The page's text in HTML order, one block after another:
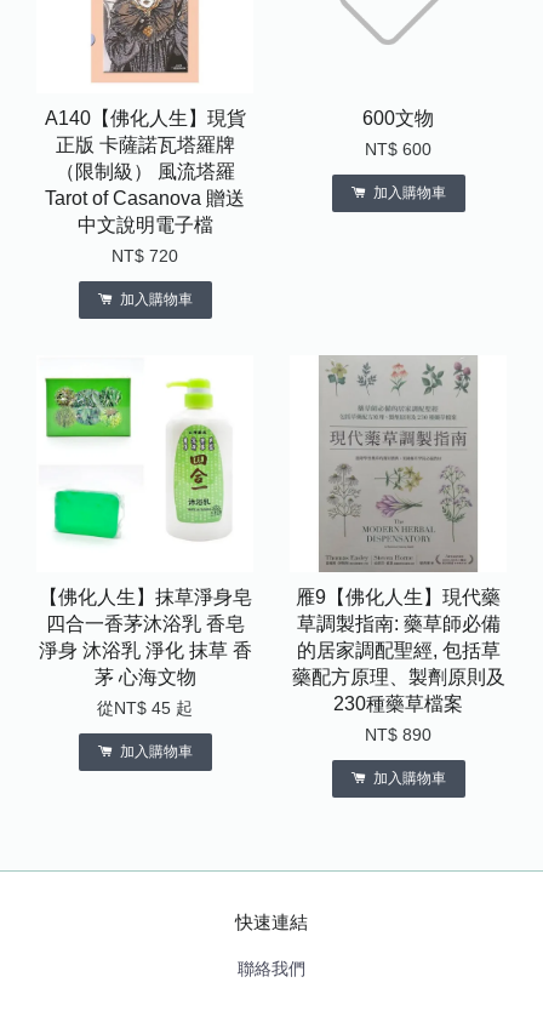
A140【佛化人生】現貨
正版 卡薩諾瓦塔羅牌
（限制級） 風流塔羅
Tarot of Casanova 贈送
中文說明電子檔
NT$ 720
加入購物車
600文物
NT$ 600
加入購物車
【佛化人生】抹草淨身皂
四合一香茅沐浴乳 香皂
淨身 沐浴乳 淨化 抹草 香
茅 心海文物
從 NT$ 45 起
加入購物車
雁9【佛化人生】現代藥
草調製指南: 藥草師必備
的居家調配聖經, 包括草
藥配方原理、製劑原則及
230種藥草檔案
NT$ 890
加入購物車
快速連結
聯絡我們